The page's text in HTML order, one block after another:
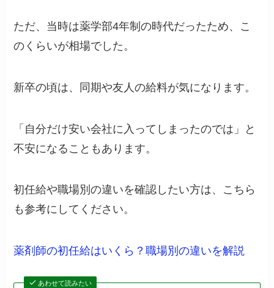
ただ、当時は薬学部4年制の時代だったため、こ
のくらいが相場でした。
新卒の頃は、同期や友人の給料が気になります。
「自分だけ安い会社に入ってしまったのでは」と
不安になることもあります。
初任給や職場別の違いを確認したい方は、こちら
も参考にしてください。
薬剤師の初任給はいくら？職場別の違いを解説
あわせて読みたい